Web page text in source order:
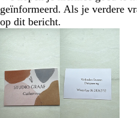
geïnformeerd. Als je verdere
op dit bericht.